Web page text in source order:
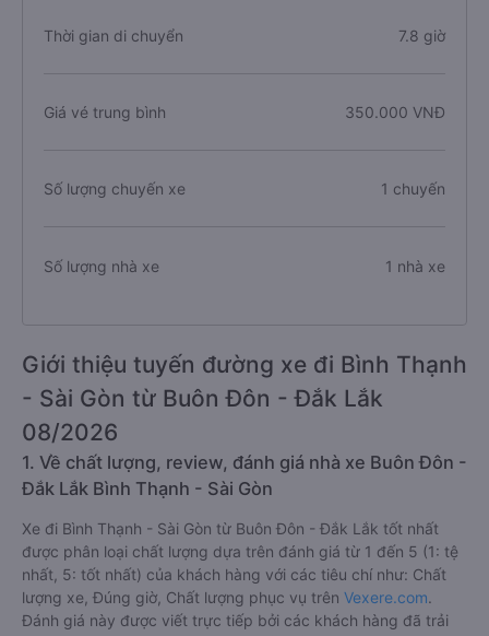
Thời gian di chuyển 7.8 giờ
Giá vé trung bình 350.000 VNĐ
Số lượng chuyến xe 1 chuyến
Số lượng nhà xe 1 nhà xe
Giới thiệu tuyến đường xe đi Bình Thạnh
- Sài Gòn từ Buôn Đôn - Đắk Lắk
08/2026
1. Về chất lượng, review, đánh giá nhà xe Buôn Đôn -
Đắk Lắk Bình Thạnh - Sài Gòn
Xe đi Bình Thạnh - Sài Gòn từ Buôn Đôn - Đắk Lắk tốt nhất
được phân loại chất lượng dựa trên đánh giá từ 1 đến 5 (1: tệ
nhất, 5: tốt nhất) của khách hàng với các tiêu chí như: Chất
lượng xe, Đúng giờ, Chất lượng phục vụ trên Vexere.com.
Đánh giá này được viết trực tiếp bởi các khách hàng đã trải